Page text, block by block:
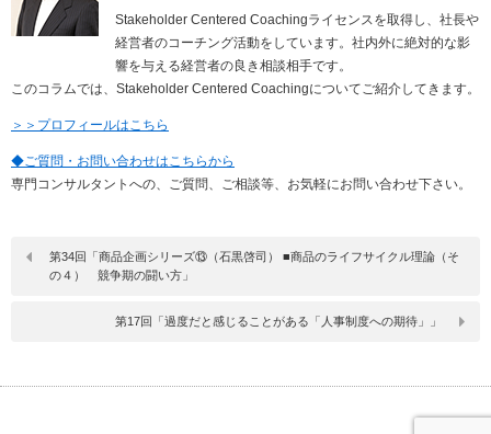
Stakeholder Centered Coachingライセンスを取得し、社長や
経営者のコーチング活動をしています。社内外に絶対的な影
響を与える経営者の良き相談相手です。
このコラムでは、Stakeholder Centered Coachingについてご紹介してきます。
＞＞プロフィールはこちら
◆ご質問・お問い合わせはこちらから
専門コンサルタントへの、ご質問、ご相談等、お気軽にお問い合わせ下さい。
第34回「商品企画シリーズ⑬（石黒啓司） ■商品のライフサイクル理論（そ
の４） 競争期の闘い方」
第17回「過度だと感じることがある「人事制度への期待」」